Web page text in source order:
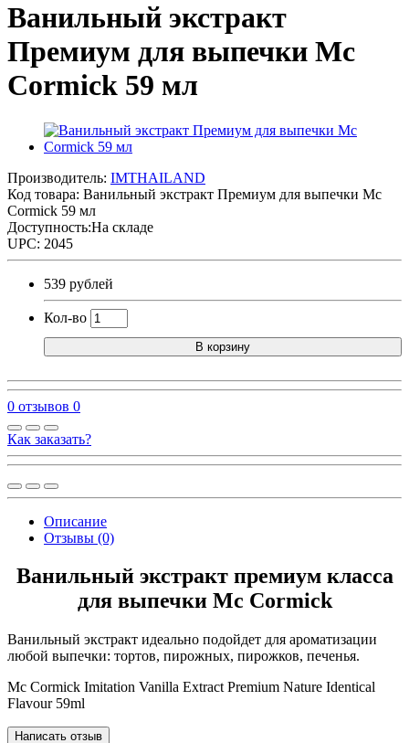
Ванильный экстракт
Премиум для выпечки Mc
Cormick 59 мл
Производитель: IMTHAILAND
Код товара: Ванильный экстракт Премиум для выпечки Mc
Cormick 59 мл
Доступность:На складе
UPC: 2045
539 рублей
Кол-во
В корзину
0 отзывов 0
Как заказать?
Описание
Отзывы (0)
Ванильный экстракт премиум класса
для выпечки Mc Cormick
Ванильный экстракт идеально подойдет для ароматизации
любой выпечки: тортов, пирожных, пирожков, печенья.
Mc Cormick Imitation Vanilla Extract Premium Nature Identical
Flavour 59ml
Написать отзыв